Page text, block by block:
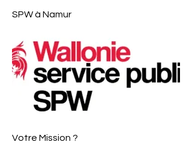
SPW à Namur
Votre Mission ?